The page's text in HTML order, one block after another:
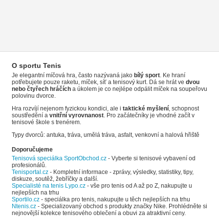
O sportu Tenis
Je elegantní míčová hra, často nazývaná jako bílý sport . Ke hraní
potřebujete pouze raketu, míček, síť a tenisový kurt. Dá se hrát ve dvou
nebo čtyřech hráčích a úkolem je co nejlépe odpálit míček na soupeřovu
polovinu dvorce.
Hra rozvíjí nejenom fyzickou kondici, ale i taktické myšlení , schopnost
soustředění a vnitřní vyrovnanost . Pro začátečníky je vhodné začít v
tenisové škole s trenérem.
Typy dvorců: antuka, tráva, umělá tráva, asfalt, venkovní a halová hřiště
Doporučujeme
Tenisová speciálka SportObchod.cz - Vyberte si tenisové vybavení od
profesionálů.
Tenisportal.cz - Kompletní informace - zprávy, výsledky, statistiky, tipy,
diskuze, soutěž, žebříčky a další.
Specialisté na tenis Lypo.cz - vše pro tenis od A až po Z, nakupujte u
nejlepších na trhu
Sportilo.cz - speciálka pro tenis, nakupujte u těch nejlepších na trhu
Ntenis.cz - Specializovaný obchod s produkty značky Nike. Prohlédněte si
nejnovější kolekce tenisového oblečení a obuvi za atraktivní ceny.